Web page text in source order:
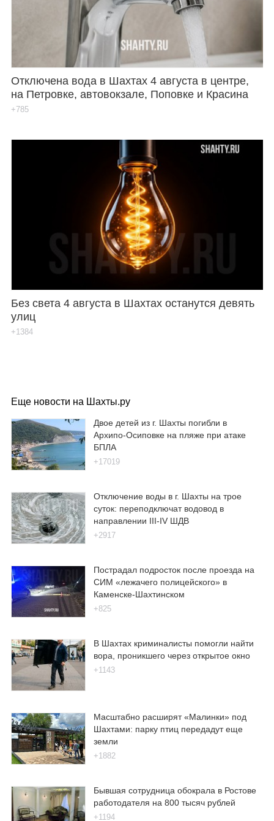
Отключена вода в Шахтах 4 августа в центре,
на Петровке, автовокзале, Поповке и Красина
+785
Без света 4 августа в Шахтах останутся девять
улиц
+1384
Еще новости на Шахты.ру
Двое детей из г. Шахты погибли в
Архипо-Осиповке на пляже при атаке
БПЛА
+17019
Отключение воды в г. Шахты на трое
суток: переподключат водовод в
направлении III-IV ШДВ
+2917
Пострадал подросток после проезда на
СИМ «лежачего полицейского» в
Каменске-Шахтинском
+825
В Шахтах криминалисты помогли найти
вора, проникшего через открытое окно
+1143
Масштабно расширят «Малинки» под
Шахтами: парку птиц передадут еще
земли
+1882
Бывшая сотрудница обокрала в Ростове
работодателя на 800 тысяч рублей
+1194